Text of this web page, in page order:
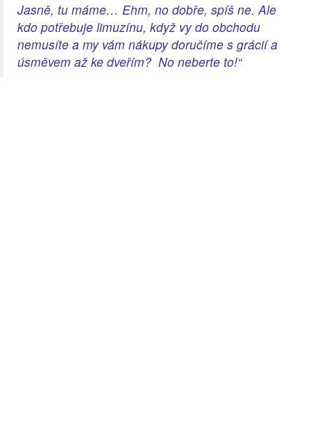
Jasně, tu máme… Ehm, no dobře, spíš ne. Ale
kdo potřebuje limuzínu, když vy do obchodu
nemusíte a my vám nákupy doručíme s grácií a
úsměvem až ke dveřím? No neberte to!“